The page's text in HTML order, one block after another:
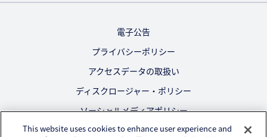
電子公告
プライバシーポリシー
アクセスデータの取扱い
ディスクロージャー・ポリシー
ソーシャルメディアポリシー
ご利用にあたって
This website uses cookies to enhance user experience and